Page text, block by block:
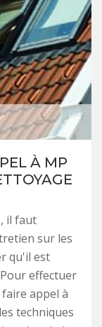
À MP
il faut
sur les
qu'il est
effectuer
appel à
techniques